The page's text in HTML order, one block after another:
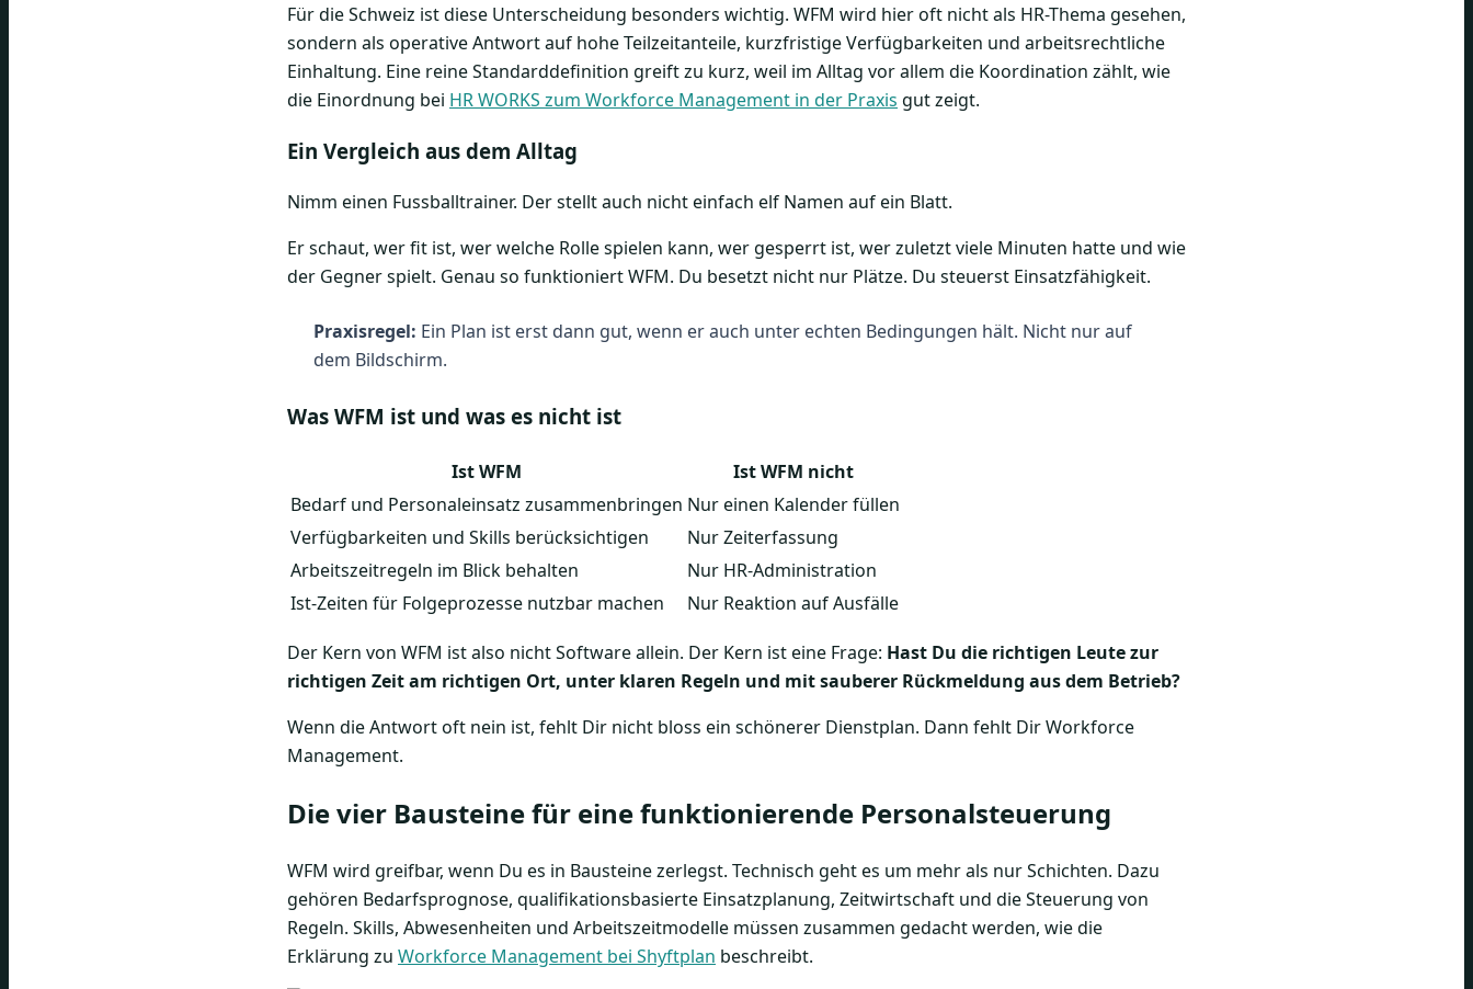
Für die Schweiz ist diese Unterscheidung besonders wichtig. WFM wird hier oft nicht als HR-Thema gesehen,
sondern als operative Antwort auf hohe Teilzeitanteile, kurzfristige Verfügbarkeiten und arbeitsrechtliche
Einhaltung. Eine reine Standarddefinition greift zu kurz, weil im Alltag vor allem die Koordination zählt, wie
die Einordnung bei HR WORKS zum Workforce Management in der Praxis gut zeigt.
Ein Vergleich aus dem Alltag
Nimm einen Fussballtrainer. Der stellt auch nicht einfach elf Namen auf ein Blatt.
Er schaut, wer fit ist, wer welche Rolle spielen kann, wer gesperrt ist, wer zuletzt viele Minuten hatte und wie
der Gegner spielt. Genau so funktioniert WFM. Du besetzt nicht nur Plätze. Du steuerst Einsatzfähigkeit.
Praxisregel: Ein Plan ist erst dann gut, wenn er auch unter echten Bedingungen hält. Nicht nur auf
dem Bildschirm.
Was WFM ist und was es nicht ist
Ist WFM
Ist WFM nicht
Bedarf und Personaleinsatz zusammenbringen Nur einen Kalender füllen
Verfügbarkeiten und Skills berücksichtigen
Nur Zeiterfassung
Arbeitszeitregeln im Blick behalten
Nur HR-Administration
Ist-Zeiten für Folgeprozesse nutzbar machen
Nur Reaktion auf Ausfälle
Der Kern von WFM ist also nicht Software allein. Der Kern ist eine Frage: Hast Du die richtigen Leute zur
richtigen Zeit am richtigen Ort, unter klaren Regeln und mit sauberer Rückmeldung aus dem Betrieb?
Wenn die Antwort oft nein ist, fehlt Dir nicht bloss ein schönerer Dienstplan. Dann fehlt Dir Workforce
Management.
Die vier Bausteine für eine funktionierende Personalsteuerung
WFM wird greifbar, wenn Du es in Bausteine zerlegst. Technisch geht es um mehr als nur Schichten. Dazu
gehören Bedarfsprognose, qualifikationsbasierte Einsatzplanung, Zeitwirtschaft und die Steuerung von
Regeln. Skills, Abwesenheiten und Arbeitszeitmodelle müssen zusammen gedacht werden, wie die
Erklärung zu Workforce Management bei Shyftplan beschreibt.